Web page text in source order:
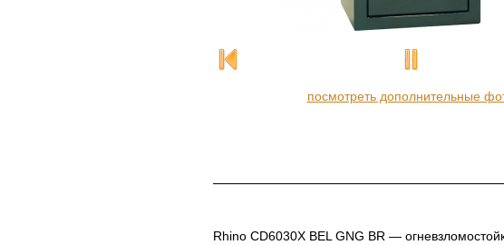
посмотреть дополнительные
Rhino CD6030X BEL GNG BR —